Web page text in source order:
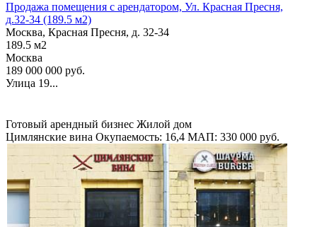
Продажа помещения с арендатором, Ул. Красная Пресня,
д.32-34 (189.5 м2)
Москва, Красная Пресня, д. 32-34
189.5 м2
Москва
189 000 000 руб.
Улица 19...
Готовый арендный бизнес Жилой дом
Цимлянские вина Окупаемость: 16,4 МАП: 330 000 руб.